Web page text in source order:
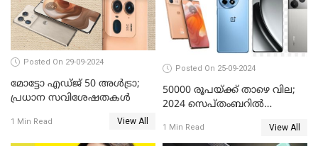
Posted On 29-09-2024
മോട്ടോ എഡ്ജ് 50 അൾട്രാ;
പ്രധാന സവിശേഷതകൾ
1 Min Read View All
Posted On 25-09-2024
50000 രൂപയ്ക്ക് താഴെ വില;
2024 സെപ്തംബറിൽ
മൊബൈൽ ഫോണുകൾ
1 Min Read View All